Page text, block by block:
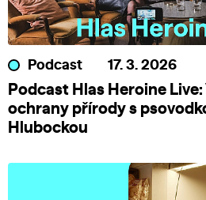
Podcast 17. 3. 2026
Podcast Hlas Heroine
ochrany přírody s
Hlubockou